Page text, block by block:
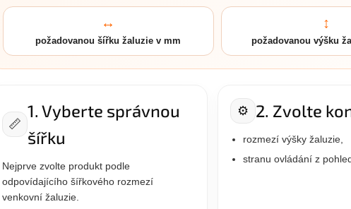
↔
požadovanou šířku žaluzie v mm
↕
požadovanou výšku
📏
1. Vyberte správnou
šířku
Nejprve zvolte produkt podle
odpovídajícího šířkového rozmezí
venkovní žaluzie.
⚙️ 2. Zvolte
rozmezí výšky žaluzie,
stranu ovládání z